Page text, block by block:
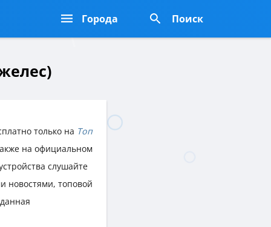
Города Поиск
только на Топ
на официальном
слушайте
новостями, топовой